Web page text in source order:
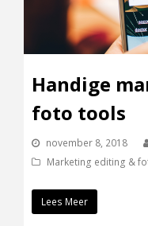
Handige
foto tools
november 8, 2018
Marketing editing &
Lees Meer